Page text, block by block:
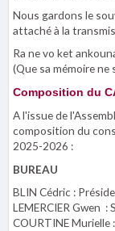
Nous gardons le
attaché à la
Ra ne vo ket
(Que sa mémoire ne
Composition du
A l'issue de
composition du
2025-2026 :
BUREAU
BLIN Cédric :
LEMERCIER Gwen :
COURTINE Murielle